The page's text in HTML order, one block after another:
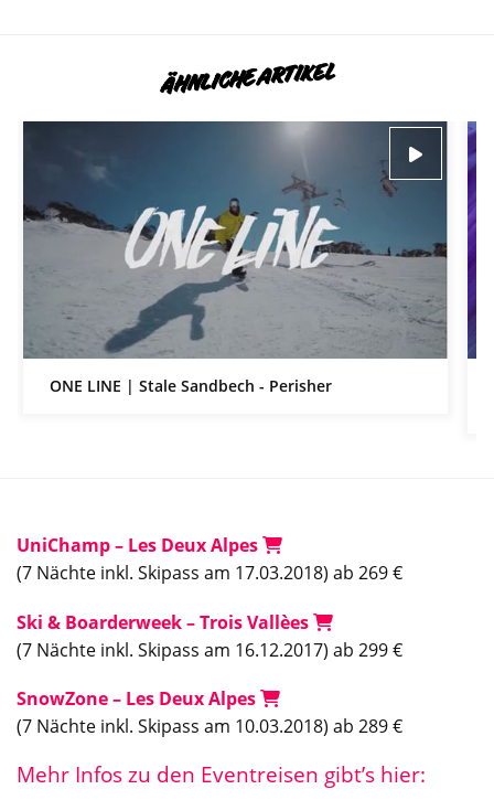
ÄHNLICHE ARTIKEL
ONE LINE | Stale Sandbech - Perisher
UniChamp – Les Deux Alpes
(7 Nächte inkl. Skipass am 17.03.2018) ab 269 €
Ski & Boarderweek – Trois Vallèes
(7 Nächte inkl. Skipass am 16.12.2017) ab 299 €
SnowZone – Les Deux Alpes
(7 Nächte inkl. Skipass am 10.03.2018) ab 289 €
Mehr Infos zu den Eventreisen gibt’s hier: